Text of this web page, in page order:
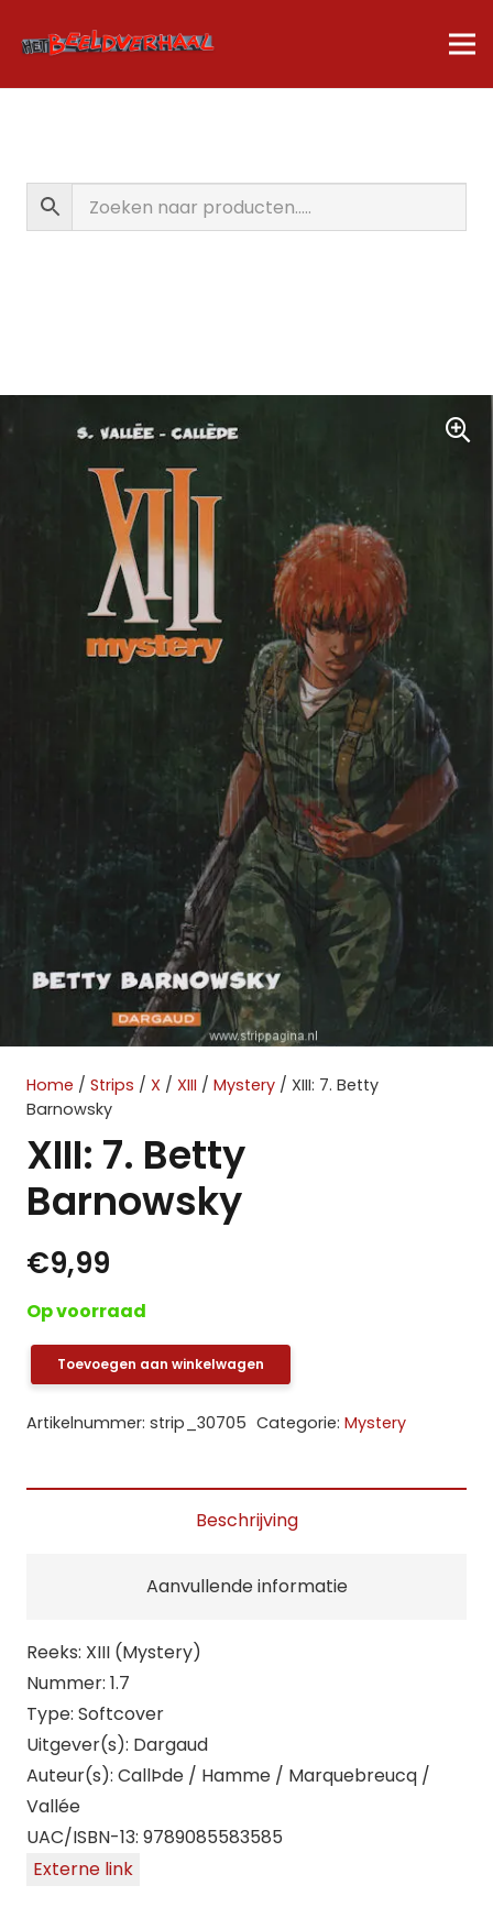
Home / Strips / X / XIII / Mystery / XIII: 7. Betty
Barnowsky
XIII: 7. Betty
Barnowsky
€9,99
Op voorraad
XIII:
Toevoegen aan winkelwagen
Artikelnummer: strip_30705 Categorie: Mystery
Beschrijving
Aanvullende informatie
Reeks: XIII (Mystery)
Nummer: 1.7
Type: Softcover
Uitgever(s): Dargaud
Auteur(s): CallÞde / Hamme / Marquebreucq /
Vallée
UAC/ISBN-13: 9789085583585
Externe link